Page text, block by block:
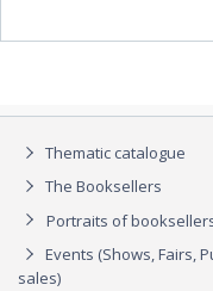
Thematic catalogue
The Booksellers
Portraits of
Events (Shows, Fairs,
sales)